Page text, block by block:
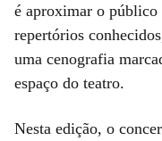
é aproximar o público
repertórios
uma cenografia
espaço do teatro.
Nesta edição, o